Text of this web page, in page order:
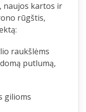
naujos kartos ir
rūgštis,
raukšlėms
putlumą,
gilioms